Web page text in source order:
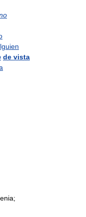
de vista